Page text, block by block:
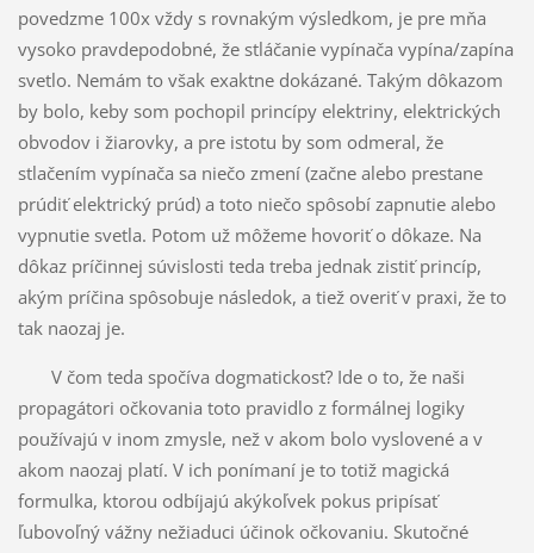
povedzme 100x vždy s rovnakým výsledkom, je pre mňa
vysoko pravdepodobné, že stláčanie vypínača vypína/zapína
svetlo. Nemám to však exaktne dokázané. Takým dôkazom
by bolo, keby som pochopil princípy elektriny, elektrických
obvodov i žiarovky, a pre istotu by som odmeral, že
stlačením vypínača sa niečo zmení (začne alebo prestane
prúdiť elektrický prúd) a toto niečo spôsobí zapnutie alebo
vypnutie svetla. Potom už môžeme hovoriť o dôkaze. Na
dôkaz príčinnej súvislosti teda treba jednak zistiť princíp,
akým príčina spôsobuje následok, a tiež overiť v praxi, že to
tak naozaj je.
V čom teda spočíva dogmatickosť? Ide o to, že naši
propagátori očkovania toto pravidlo z formálnej logiky
používajú v inom zmysle, než v akom bolo vyslovené a v
akom naozaj platí. V ich ponímaní je to totiž magická
formulka, ktorou odbíjajú akýkoľvek pokus pripísať
ľubovoľný vážny nežiaduci účinok očkovaniu. Skutočné